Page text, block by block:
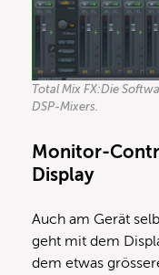
Total Mix FX:Die
DSP-Mixers.
Monitor-
Display
Auch am Gerät
geht mit dem
dem etwas